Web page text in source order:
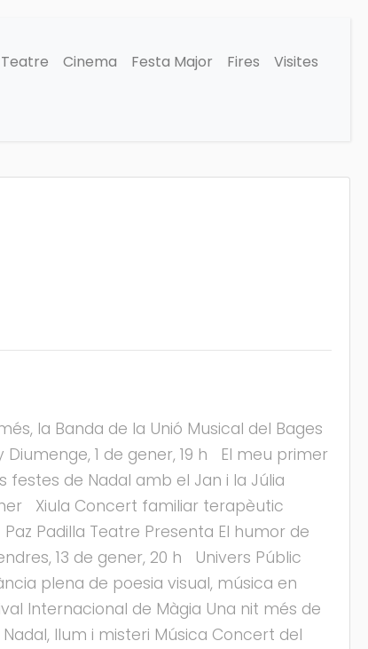
Teatre Cinema Festa Major Fires
Visites
la Banda de la Unió Musical del Bages
1 de gener, 19 h El meu primer
festes de Nadal amb el Jan i la Júlia
Xiula Concert familiar terapèutic
Padilla Teatre Presenta El humor de
13 de gener, 20 h Univers Públic
plena de poesia visual, música en
Internacional de Màgia Una nit més de
llum i misteri Música Concert del